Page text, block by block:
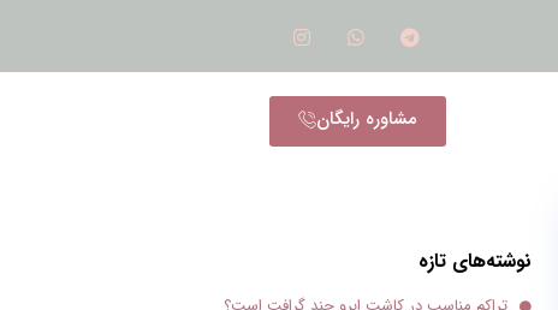
مشاوره رایگان
نوشته‌های تازه